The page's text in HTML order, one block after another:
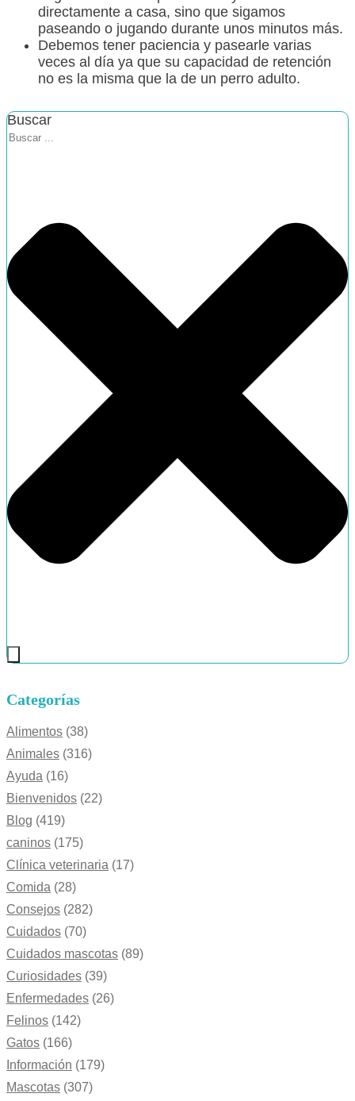
directamente a casa, sino que sigamos
paseando o jugando durante unos minutos más.
Debemos tener paciencia y pasearle varias
veces al día ya que su capacidad de retención
no es la misma que la de un perro adulto.
Buscar
Categorías
Alimentos (38)
Animales (316)
Ayuda (16)
Bienvenidos (22)
Blog (419)
caninos (175)
Clínica veterinaria (17)
Comida (28)
Consejos (282)
Cuidados (70)
Cuidados mascotas (89)
Curiosidades (39)
Enfermedades (26)
Felinos (142)
Gatos (166)
Información (179)
Mascotas (307)